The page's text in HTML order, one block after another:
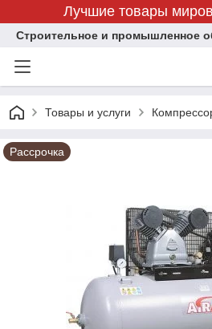
Лучшие товары
Строительное и промышленное
Товары и услуги
Рассрочка